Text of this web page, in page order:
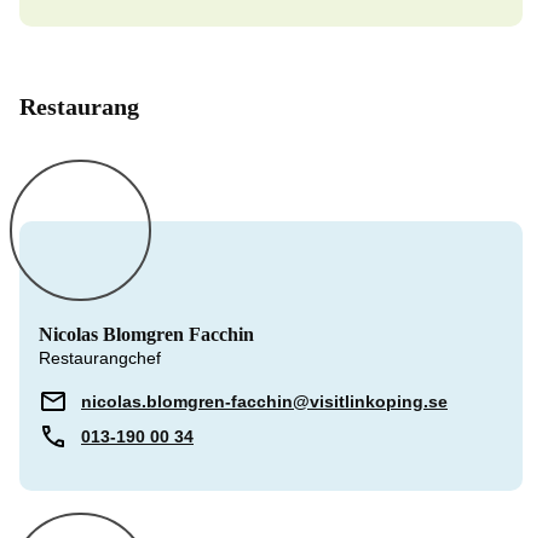
Restaurang
Nicolas Blomgren Facchin
Restaurangchef
nicolas.blomgren-facchin@visitlinkoping.se
013-190 00 34